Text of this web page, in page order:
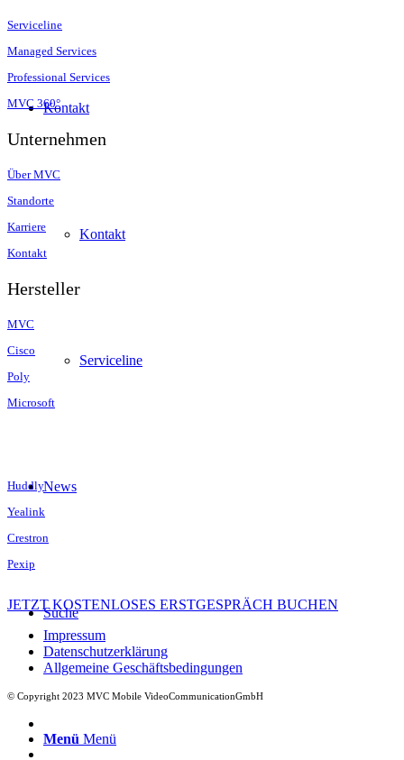
Kontakt
Kontakt
Serviceline
News
Suche
Menü Menü
Serviceline
Managed Services
Professional Services
MVC 360°
Unternehmen
Über MVC
Standorte
Karriere
Kontakt
Hersteller
MVC
Cisco
Poly
Microsoft
Huddly
Yealink
Crestron
Pexip
JETZT KOSTENLOSES ERSTGESPRÄCH BUCHEN
Impressum
Datenschutzerklärung
Allgemeine Geschäftsbedingungen
© Copyright 2023 MVC Mobile VideoCommunicationGmbH